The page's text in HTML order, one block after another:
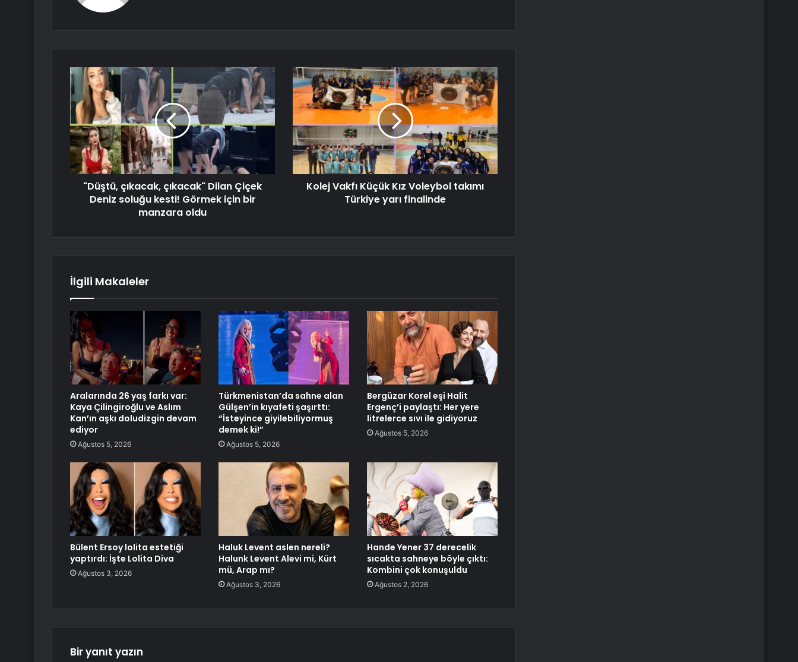
"Düştü, çıkacak, çıkacak" Dilan Çiçek
Deniz soluğu kesti! Görmek için bir
manzara oldu
Kolej Vakfı Küçük Kız Voleybol takımı
Türkiye yarı finalinde
İlgili Makaleler
Aralarında 26 yaş farkı var:
Kaya Çilingiroğlu ve Aslım
Kan’ın aşkı doludizgin devam
ediyor
Ağustos 5, 2026
Türkmenistan’da sahne alan
Gülşen’in kıyafeti şaşırttı:
“İsteyince giyilebiliyormuş
demek ki!”
Ağustos 5, 2026
Bergüzar Korel eşi Halit
Ergenç’i paylaştı: Her yere
litrelerce sıvı ile gidiyoruz
Ağustos 5, 2026
Bülent Ersoy lolita estetiği
yaptırdı: İşte Lolita Diva
Ağustos 3, 2026
Haluk Levent aslen nereli?
Halunk Levent Alevi mi, Kürt
mü, Arap mı?
Ağustos 3, 2026
Hande Yener 37 derecelik
sıcakta sahneye böyle çıktı:
Kombini çok konuşuldu
Ağustos 2, 2026
Bir yanıt yazın